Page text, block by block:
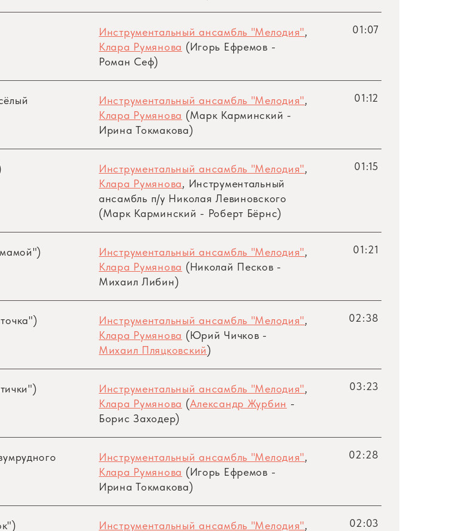
Инструментальный ансамбль "Мелодия",
Клара Румянова (Игорь Ефремов -
Роман Сеф)
01:07
Инструментальный ансамбль "Мелодия",
Клара Румянова (Марк Карминский -
Ирина Токмакова)
01:12
Инструментальный ансамбль "Мелодия",
Клара Румянова, Инструментальный
ансамбль п/у Николая Левиновского
(Марк Карминский - Роберт Бёрнс)
01:15
Инструментальный ансамбль "Мелодия",
Клара Румянова (Николай Песков -
Михаил Либин)
01:21
Инструментальный ансамбль "Мелодия",
Клара Румянова (Юрий Чичков -
Михаил Пляцковский)
02:38
Инструментальный ансамбль "Мелодия",
Клара Румянова (Александр Журбин -
Борис Заходер)
03:23
Инструментальный ансамбль "Мелодия",
Клара Румянова (Игорь Ефремов -
Ирина Токмакова)
02:28
Инструментальный ансамбль "Мелодия", 02:03